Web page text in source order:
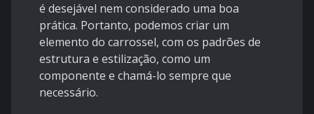
é desejável nem considerado uma boa
prática. Portanto, podemos criar um
elemento do carrossel, com os padrões de
estrutura e estilização, como um
componente e chamá-lo sempre que
necessário.